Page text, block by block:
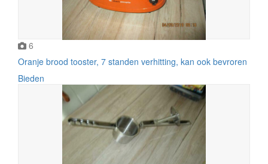
6
Oranje brood tooster, 7 standen verhitting, kan ook bevroren
Bieden